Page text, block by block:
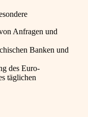
Anfragen und
Banken und
des Euro-
täglichen